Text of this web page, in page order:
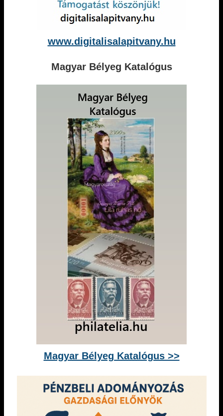
www.digitalisalapitvany.hu
Magyar Bélyeg Katalógus
Magyar Bélyeg Katalógus >>